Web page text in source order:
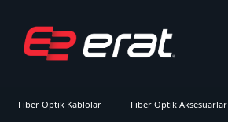
Fiber Optik Kablolar Fiber Optik Aksesuarlar